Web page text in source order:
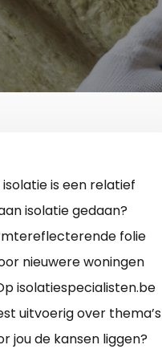
is een relatief
isolatie gedaan?
folie
nieuwere woningen
isolatiespecialisten.be
uitvoerig over thema’s
jou de kansen liggen?